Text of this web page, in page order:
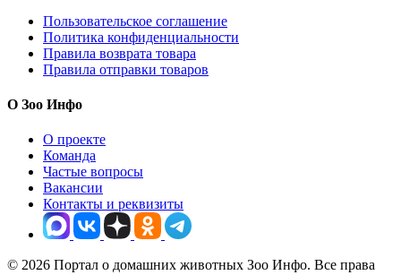
Пользовательское соглашение
Политика конфиденциальности
Правила возврата товара
Правила отправки товаров
О Зоо Инфо
О проекте
Команда
Частые вопросы
Вакансии
Контакты и реквизиты
© 2026 Портал о домашних животных Зоо Инфо. Все права